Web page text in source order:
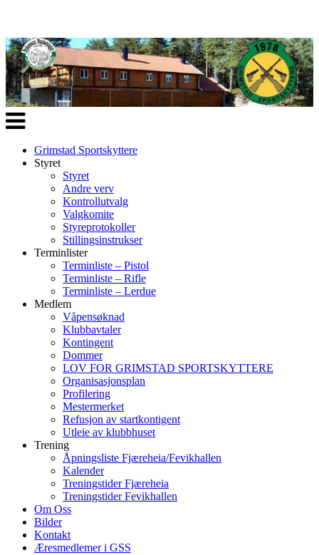
Veksle
navigasjon
Grimstad Sportskyttere
Styret
Styret
Andre verv
Kontrollutvalg
Valgkomite
Styreprotokoller
Stillingsinstrukser
Terminlister
Terminliste – Pistol
Terminliste – Rifle
Terminliste – Lerdue
Medlem
Våpensøknad
Klubbavtaler
Kontingent
Dommer
LOV FOR GRIMSTAD SPORTSKYTTERE
Organisasjonsplan
Profilering
Mestermerket
Refusjon av startkontigent
Utleie av klubbhuset
Trening
Åpningsliste Fjæreheia/Fevikhallen
Kalender
Treningstider Fjæreheia
Treningstider Fevikhallen
Om Oss
Bilder
Kontakt
Æresmedlemer i GSS